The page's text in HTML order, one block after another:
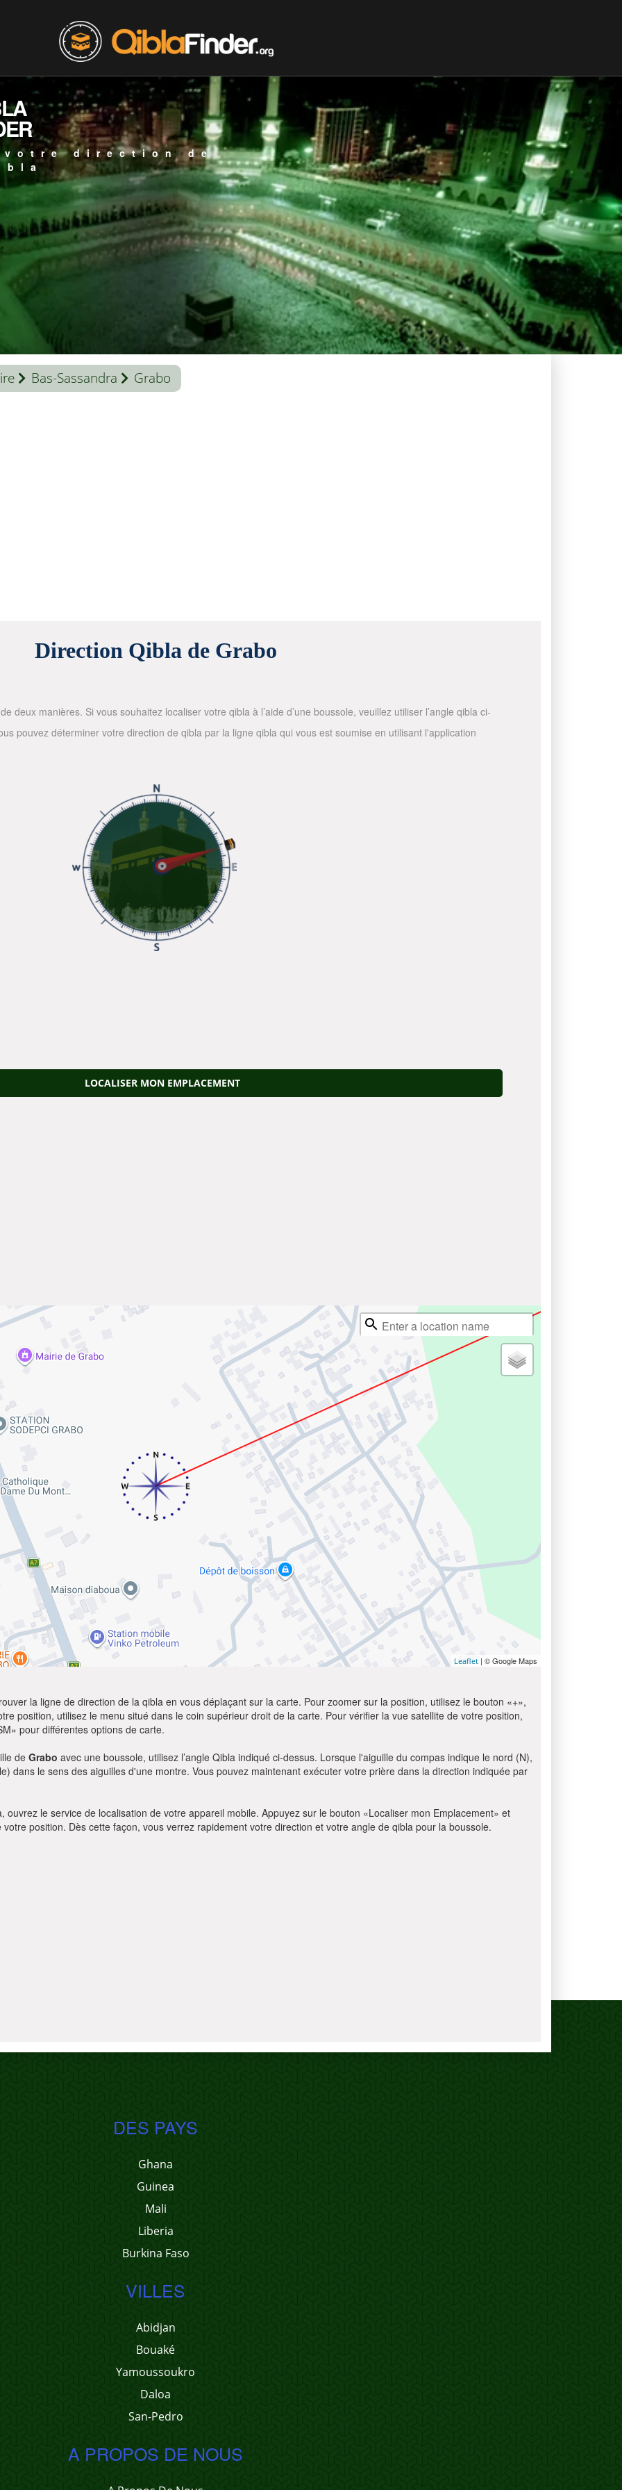
votre direction de
Bas-Sassandra Grabo
Direction Qibla de Grabo
deux manières. Si vous souhaitez localiser votre qibla à l’aide d’une boussole, veuillez utiliser l’angle qibla ci-
pouvez déterminer votre direction de qibla par la ligne qibla qui vous est soumise en utilisant l'application
LOCALISER MON EMPLACEMENT
Leaflet | © Google Maps
la ligne de direction de la qibla en vous déplaçant sur la carte. Pour zoomer sur la position, utilisez le bouton «+»,
position, utilisez le menu situé dans le coin supérieur droit de la carte. Pour vérifier la vue satellite de votre position,
pour différentes options de carte.
de Grabo avec une boussole, utilisez l’angle Qibla indiqué ci-dessus. Lorsque l'aiguille du compas indique le nord (N),
dans le sens des aiguilles d'une montre. Vous pouvez maintenant exécuter votre prière dans la direction indiquée par
le service de localisation de votre appareil mobile. Appuyez sur le bouton «Localiser mon Emplacement» et
position. Dès cette façon, vous verrez rapidement votre direction et votre angle de qibla pour la boussole.
DES PAYS
Ghana
Guinea
Mali
Liberia
Burkina Faso
VILLES
Abidjan
Bouaké
Yamoussoukro
Daloa
San-Pedro
A PROPOS DE NOUS